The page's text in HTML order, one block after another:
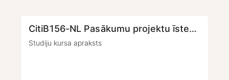
CitiB156-NL Pasākumu projektu īstenošana I
Studiju kursa apraksts